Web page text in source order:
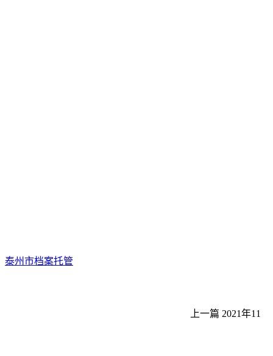
泰州市档案托管
上一篇 2021年11